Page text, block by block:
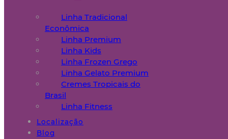
Linha Tradicional
Econômica
Linha Premium
Linha Kids
Linha Frozen Grego
Linha Gelato Premium
Cremes Tropicais do
Brasil
Linha Fitness
Localização
Blog